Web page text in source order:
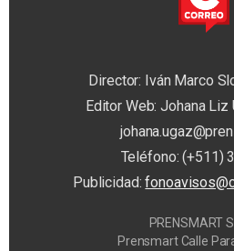
Director: Iván Marco
Editor Web: Johana Liz
Teléfono: (+511)
Publicidad:
PRENSMART
Prensmart Calle